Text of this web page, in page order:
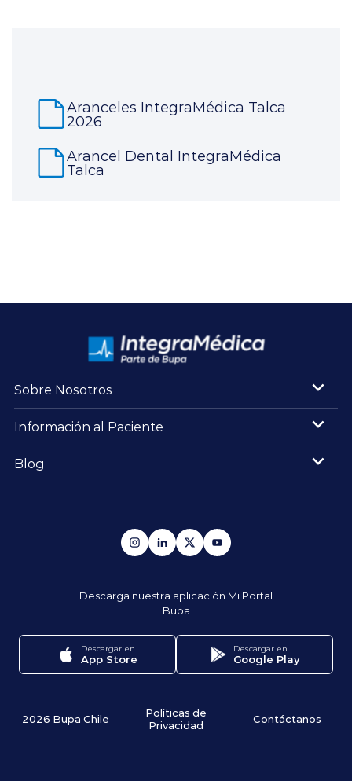
Aranceles IntegraMédica Talca
2026
Arancel Dental IntegraMédica
Talca
Sobre Nosotros
Información al Paciente
Blog
Descarga nuestra aplicación Mi Portal
Bupa
Descargar en
App Store
Descargar en
Google Play
2026 Bupa Chile
Políticas de
Privacidad
Contáctanos